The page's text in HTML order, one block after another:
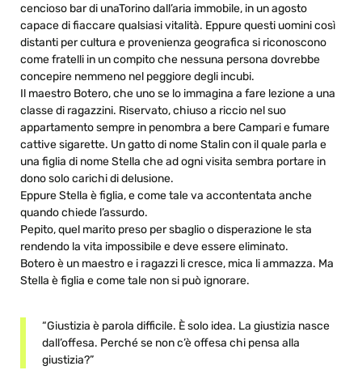
cencioso bar di unaTorino dall’aria immobile, in un agosto
capace di fiaccare qualsiasi vitalità. Eppure questi uomini così
distanti per cultura e provenienza geografica si riconoscono
come fratelli in un compito che nessuna persona dovrebbe
concepire nemmeno nel peggiore degli incubi.
Il maestro Botero, che uno se lo immagina a fare lezione a una
classe di ragazzini. Riservato, chiuso a riccio nel suo
appartamento sempre in penombra a bere Campari e fumare
cattive sigarette. Un gatto di nome Stalin con il quale parla e
una figlia di nome Stella che ad ogni visita sembra portare in
dono solo carichi di delusione.
Eppure Stella è figlia, e come tale va accontentata anche
quando chiede l’assurdo.
Pepito, quel marito preso per sbaglio o disperazione le sta
rendendo la vita impossibile e deve essere eliminato.
Botero è un maestro e i ragazzi li cresce, mica li ammazza. Ma
Stella è figlia e come tale non si può ignorare.
“Giustizia è parola difficile. È solo idea. La giustizia nasce
dall’offesa. Perché se non c’è offesa chi pensa alla
giustizia?”